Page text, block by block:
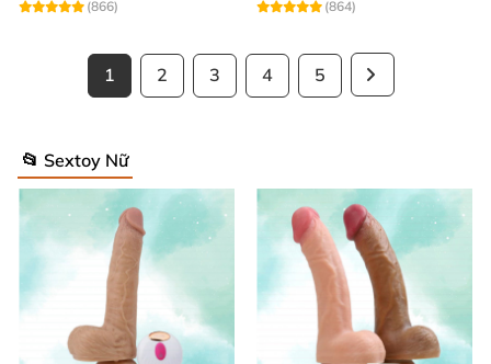
(866)
(864)
1 2 3 4 5
📂 Sextoy Nữ